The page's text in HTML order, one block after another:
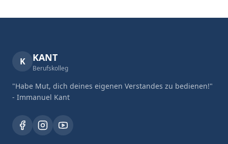
K KANT
Berufskolleg
"Habe Mut, dich deines eigenen Verstandes zu bedienen!"
- Immanuel Kant